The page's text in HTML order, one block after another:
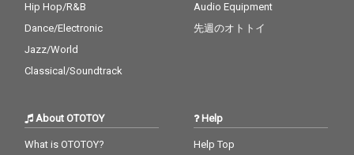
Hip Hop/R&B
Dance/Electronic
Jazz/World
Classical/Soundtrack
Audio Equipment
先週のオトトイ
About OTOTOY
What is OTOTOY?
Help
Help Top